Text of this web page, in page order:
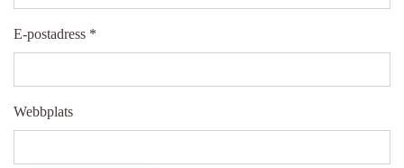
E-postadress *
Webbplats